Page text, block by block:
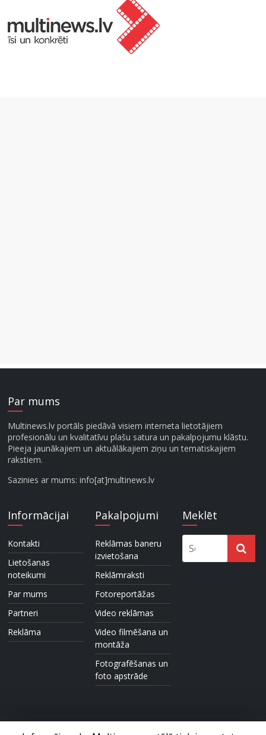
Par mums
Multinews.lv portāls piedāvā visiem interneta lietotājiem
profesionālu un kvalitatīvu plašu satura un pakalpojumu klāstu.
Pieeja jaunākajiem un aktuālākajiem ziņu un tematiskajiem
rakstiem.
Sazinies ar mums: info[at]multinews.lv
Informācijai
Kontakti
Lietošanas
noteikumi
Par mums
Partneri
Reklāma
Pakalpojumi
Reklāmas baneru
izvietošana
Reklāmraksti
Fotoreportāžas
Video reklāmas
Video filmēšana un
montāža
Fotografēšanas un
foto apstrāde
Meklēt